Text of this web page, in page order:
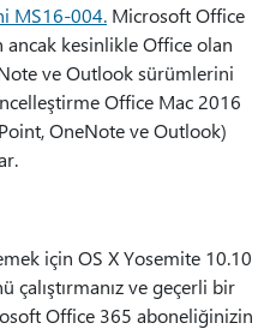
MS16-004. Microsoft Office
kesinlikle Office olan
ve Outlook sürümlerini
Office Mac 2016
OneNote ve Outlook)
için OS X Yosemite 10.10
ve geçerli bir
Office 365 aboneliğinizin